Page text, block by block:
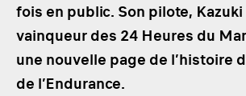
fois en public. Son pilote,
vainqueur des 24 Heures du
une nouvelle page de l’histoire
de l’Endurance.